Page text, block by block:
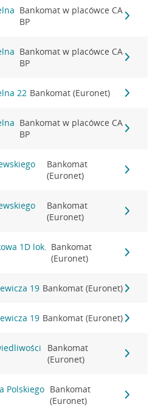
Bankomat w placówce CA
BP
Bankomat w placówce CA
BP
22 Bankomat (Euronet)
Bankomat w placówce CA
BP
Bankomat
(Euronet)
Bankomat
(Euronet)
1D lok. Bankomat
(Euronet)
19 Bankomat (Euronet)
19 Bankomat (Euronet)
Bankomat
(Euronet)
Polskiego Bankomat
(Euronet)